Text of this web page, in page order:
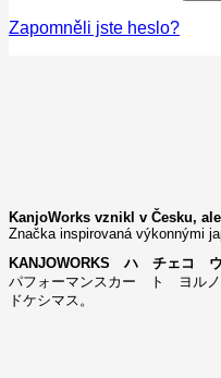
Zapomněli jste heslo?
KanjoWorks vznikl v Česku,
Značka inspirovaná výkonnými
KANJOWORKS ハ チェコ
パフォーマンスカー ト ヨル
ドケシマス。